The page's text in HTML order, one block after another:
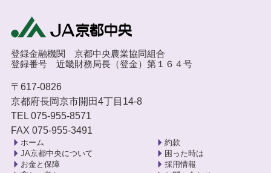
登録金融機関 京都中央農業協同組合
登録番号 近畿財務局長（登金）第１６４号
〒617-0826
京都府長岡京市開田4丁目14-8
TEL 075-955-8571
FAX 075-955-3491
ホーム
JA京都中央について
お金と保障
約款
困った時は
採用情報